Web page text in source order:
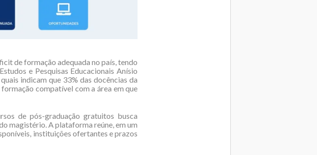
de formação adequada no país, tendo
e Pesquisas Educacionais Anísio
indicam que 33% das docências da
compatível com a área em que
de pós-graduação gratuitos busca
magistério. A plataforma reúne, em um
instituições ofertantes e prazos